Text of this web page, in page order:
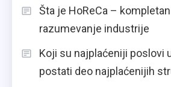
Šta je HoReCa –
razumevanje industrije
Koji su najplaćeniji poslovi
postati deo najplaćenijih